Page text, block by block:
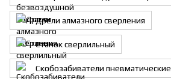
Дрели алмазного сверления
Станок сверлильный
Скобозабиватели пневматические